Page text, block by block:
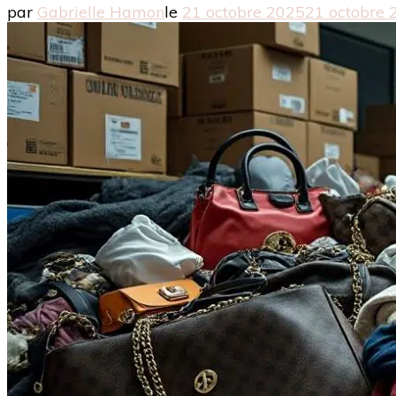
par Gabrielle Hamonle 21 octobre 202521 octobre